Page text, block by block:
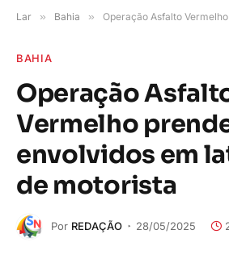
Lar » Bahia » Operação Asfalto Vermelho prende
BAHIA
Operação
Vermelho
envolvidos em
de motorista
Por REDAÇÃO 28/05/2025